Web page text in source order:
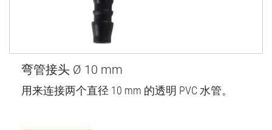
弯管接头 Ø 10 mm
用来连接两个直径 10 mm 的透明 PVC 水管。